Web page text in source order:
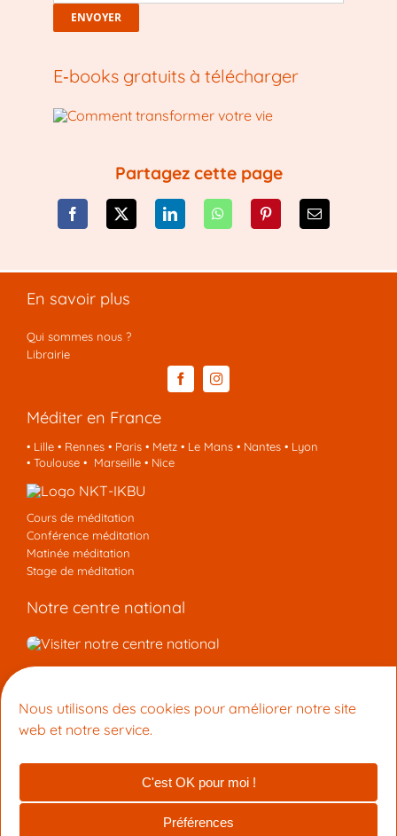
Nous utilisons des cookies pour améliorer notre site
web et notre service.
C'est OK pour moi !
Préférences
E‑books gratuits à télécharger
Partagez cette page
En savoir plus
Qui sommes nous ?
Librairie
Méditer en France
• Lille• Rennes• Paris• Metz• Le Mans• Nantes• Lyon
• Toulouse• Marseille• Nice
Cours de méditation
Conférence méditation
Matinée méditation
Stage de méditation
Notre centre national
Centre de Méditation Kadampa Montpellier
15 Rue du Faubourg Boutonnet 34090 Montpellier
info@meditation-montpellier.org
© 2026 Centre de Méditation Kadampa Montpellier (membre de
la NTK-UIBK)